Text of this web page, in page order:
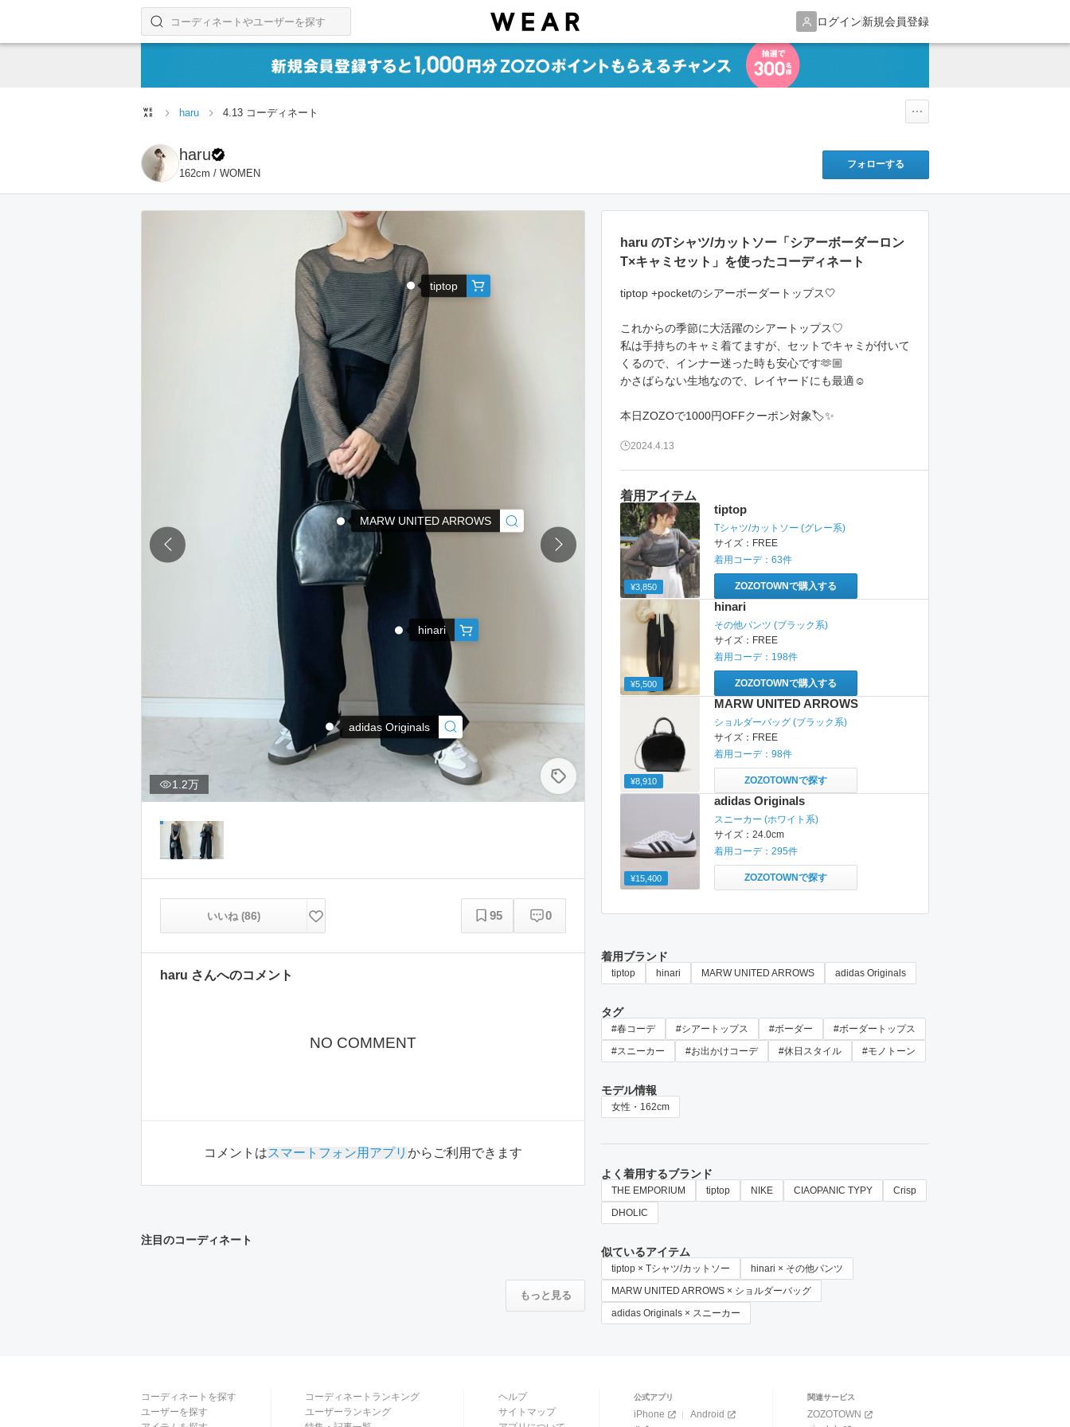
ログイン新規会員登録
コーディネートやユーザーを探す
検索する
haru 4.13 コーディネート
haru
162cm / WOMEN
フォローする
tiptop
hinari
MARW UNITED ARROWS
adidas Originals
1.2万
いいね (86) 95 0
haru さんへのコメント
NO COMMENT
コメントはスマートフォン用アプリ からご利用できます
着用アイテム
¥3,850
tiptop
Tシャツ/カットソー (グレー系)
サイズ： FREE
着用コーデ： 63件
ZOZOTOWNで購入する
¥5,500
hinari
その他パンツ (ブラック系)
サイズ： FREE
着用コーデ： 198件
ZOZOTOWNで購入する
¥8,910
MARW UNITED ARROWS
ショルダーバッグ (ブラック系)
サイズ： FREE
着用コーデ： 98件
ZOZOTOWNで探す
¥15,400
adidas Originals
スニーカー (ホワイト系)
サイズ： 24.0cm
着用コーデ： 295件
ZOZOTOWNで探す
haru のTシャツ/カットソー「シアーボーダーロン
T×キャミセット」を使ったコーディネート
tiptop +pocketのシアーボーダートップス🤍
これからの季節に大活躍のシアートップス♡
私は手持ちのキャミ着てますが、セットでキャミが付いて
くるので、インナー迷った時も安心です🫶🏼
かさばらない生地なので、レイヤードにも最適☺️
本日ZOZOで1000円OFFクーポン対象🏷️✨
2024.4.13
着用ブランド
tiptop hinari MARW UNITED ARROWS adidas Originals
タグ
#春コーデ #シアートップス #ボーダー
#ボーダートップス
#スニーカー
#お出かけコーデ #休日スタイル #モノトーン
モデル情報
女性・162cm
よく着用するブランド
THE EMPORIUM tiptop NIKE CIAOPANIC TYPY
Crisp
DHOLIC
似ているアイテム
tiptop × Tシャツ/カットソー
hinari × その他パンツ
MARW UNITED ARROWS × ショルダーバッグ
adidas Originals × スニーカー
注目のコーディネート
もっと見る
コーディネートを探す
ユーザーを探す
コーディネートランキング
ユーザーランキング
ヘルプ
サイトマップ
公式アプリ
iPhone Android
関連サービス
ZOZOTOWN